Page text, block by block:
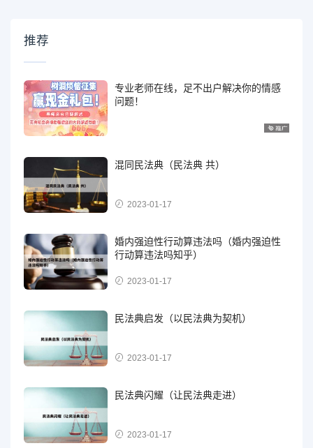
推荐
专业老师在线，足不出户解决你的情感
问题！
混同民法典（民法典 共）
2023-01-17
婚内强迫性行动算违法吗（婚内强迫性
行动算违法吗知乎）
2023-01-17
民法典启发（以民法典为契机）
2023-01-17
民法典闪耀（让民法典走进）
2023-01-17